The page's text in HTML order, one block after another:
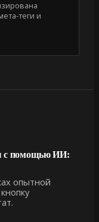
теги и
с помощью ИИ:
опытной